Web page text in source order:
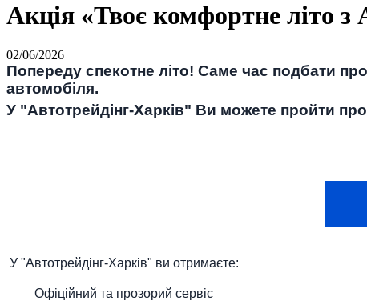
Акція «Твоє комфортне літо з
02/06/2026
Попереду спекотне літо! Саме час подбати
автомобіля.
У "Автотрейдінг-Харків" Ви можете пройти
У "Автотрейдінг-Харків" ви отримаєте:
Офіційний та прозорий сервіс